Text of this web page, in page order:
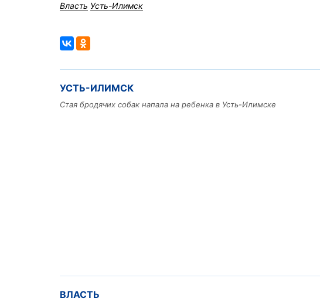
Власть Усть-Илимск
УСТЬ-ИЛИМСК
Стая бродячих собак напала на ребенка в Усть-Илимске
ВЛАСТЬ